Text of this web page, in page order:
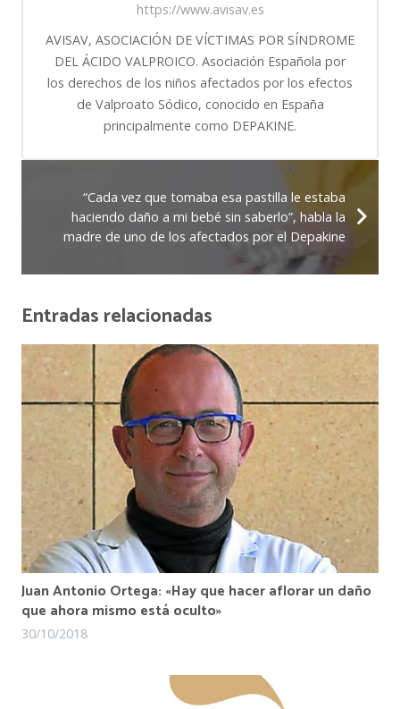
https://www.avisav.es
AVISAV, ASOCIACIÓN DE VÍCTIMAS POR SÍNDROME
DEL ÁCIDO VALPROICO. Asociación Española por
los derechos de los niños afectados por los efectos
de Valproato Sódico, conocido en España
principalmente como DEPAKINE.
“Cada vez que tomaba esa pastilla le estaba
haciendo daño a mi bebé sin saberlo”, habla la
madre de uno de los afectados por el Depakine
Entradas relacionadas
Juan Antonio Ortega: «Hay que hacer aflorar un daño
que ahora mismo está oculto»
30/10/2018